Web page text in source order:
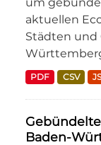
aktuellen
Städten und
PDF CSV
Baden-